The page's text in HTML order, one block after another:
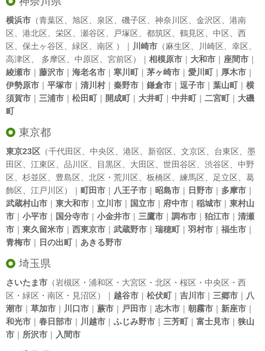
横浜市 （青葉区、 旭区、 泉区、 磯子区、 神奈川区、 金沢区、 港南
区、 港北区、 栄区、 瀬谷区、 戸塚区、 都筑区、 鶴見区、 中区、 西
区、 保土ヶ谷区、 緑区、 南区 ）｜ 川崎市 （麻生区、 川崎区、 幸区、
高津区、 多摩区、 中原区、 宮前区）｜ 相模原市 ｜ 大和市 ｜ 座間市 ｜
綾瀬市 ｜ 藤沢市 ｜ 海老名市 ｜ 寒川町｜ 茅ヶ崎市 ｜ 愛川町｜ 厚木市 ｜
伊勢原市 ｜ 平塚市 ｜ 清川村｜ 秦野市 ｜ 鎌倉市 ｜ 逗子市 ｜ 葉山町｜ 横
須賀市 ｜ 三浦市 ｜ 松田町｜ 開成町｜ 大井町｜ 中井町｜ 二宮町｜ 大磯
町
東京都
東京23区 （千代田区、 中央区、 港区、 新宿区、 文京区、 台東区、 墨
田区、 江東区、 品川区、 目黒区、 大田区、 世田谷区、 渋谷区、 中野
区、 杉並区、 豊島区、 北区 ・ 荒川区、 板橋区、 練馬区、 足立区、 葛
飾区、 江戸川区）｜ 町田市 ｜ 八王子市 ｜ 昭島市 ｜ 日野市 ｜ 多摩市 ｜
武蔵村山市 ｜ 東大和市 ｜ 立川市 ｜ 国立市 ｜ 府中市 ｜ 稲城市 ｜ 東村山
市 ｜ 小平市 ｜ 国分寺市 ｜ 小金井市 ｜ 三鷹市 ｜ 調布市 ｜ 狛江市 ｜ 清瀬
市 ｜ 東久留米市 ｜ 西東京市 ｜ 武蔵野市 ｜ 瑞穂町｜ 羽村市 ｜ 福生市 ｜
青梅市 ｜ 日の出町｜ あきる野市
埼玉県
さいたま市 （岩槻区・浦和区・大宮区・北区・桜区・中央区・西
区・緑区・南区・見沼区）｜ 越谷市 ｜ 松伏町｜ 吉川市 ｜ 三郷市 ｜ 八
潮市 ｜ 草加市 ｜ 川口市 ｜ 蕨市 ｜ 戸田市 ｜ 志木市 ｜ 朝霧市 ｜ 新座市 ｜
和光市 ｜ 春日部市 ｜ 川越市 ｜ ふじみ野市 ｜ 三芳町｜ 富士見市 ｜ 狭山
市 ｜ 所沢市 ｜ 入間市